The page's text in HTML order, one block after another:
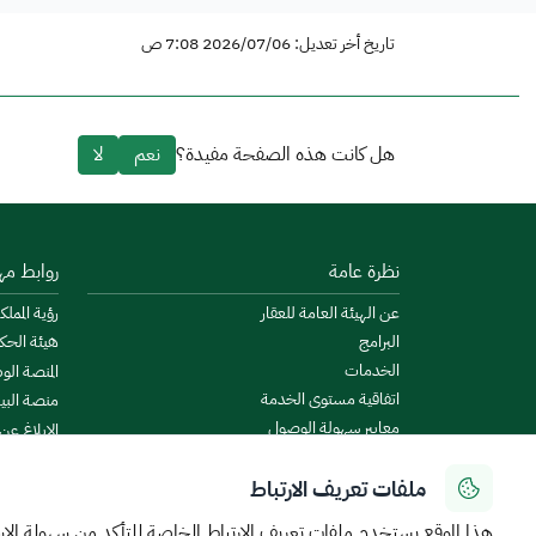
ملفات تعريف الارتباط
تاريخ أخر تعديل: 2026/07/06 7:08 ص
هل كانت هذه الصفحة مفيدة؟ نعم لا
نظرة عامة
عن الهيئة العامة للعقار
البرامج
الخدمات
اتفاقية مستوى الخدمة
معايير سهولة الوصول
الروزنامة العقارية
روابط
رؤية
هيئة
المنصة
منصة
الإبلاغ